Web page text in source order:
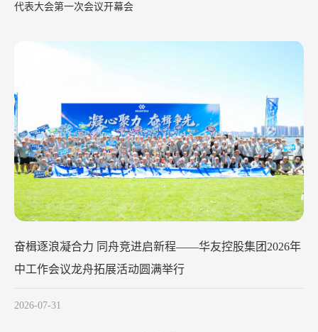
奋楫逐浪凝合力 同舟竞进启新程——华友控股集团2026年
中工作会议龙舟拓展活动圆满举行
2026-07-31
代表大会第一次会议开幕会